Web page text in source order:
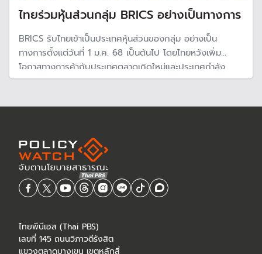
ไทยร่วมหุ้นส่วนกลุ่ม BRICS อย่างเป็นทางการ
BRICS รับไทยเข้าเป็นประเทศหุ้นส่วนของกลุ่ม อย่างเป็น
ทางการตั้งแต่วันที่ 1 ม.ค. 68 เป็นต้นไป โดยไทยหวังเพิ่ม
โอกาสทางการค้ากับประเทศตลาดเกิดใหม่และประเทศกำลัง
พัฒนาที่มีศักยภาพสูง
ไทยพีบีเอส (Thai PBS)
เลขที่ 145 ถนนวิภาวดีรังสิต